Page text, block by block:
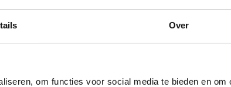
Over
om functies voor social media te bieden en om